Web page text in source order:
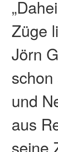
Züge
Jörn
und
aus
seine